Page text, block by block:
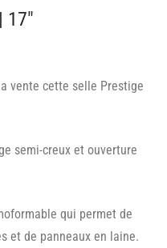
17″
vente cette selle Prestige
semi-creux et ouverture
qui permet de
et de panneaux en laine.